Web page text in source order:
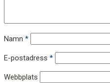
Namn *
E-postadress *
Webbplats